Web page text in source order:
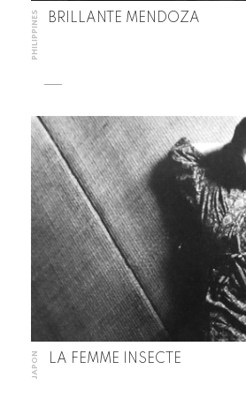
PHILIPPINES BRILLANTE MENDOZA
JAPON LA FEMME INSECTE